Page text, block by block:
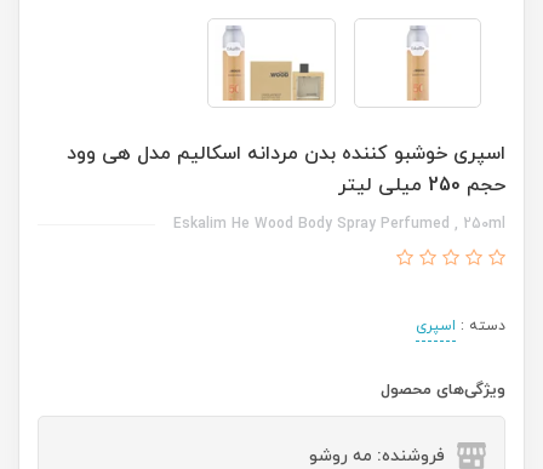
اسپری خوشبو کننده بدن مردانه اسکالیم مدل هی وود
حجم 250 میلی لیتر
Eskalim He Wood Body Spray Perfumed , 250ml
دسته : اسپری
ویژگی‌های محصول
فروشنده: مه رو‌شو